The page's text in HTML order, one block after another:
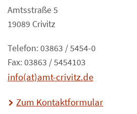
Amtsstraße 5
19089 Crivitz
Telefon: 03863 / 5454-0
Fax: 03863 / 5454103
info(at)amt-crivitz.de
Zum Kontaktformular